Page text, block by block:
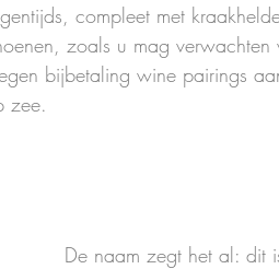
compleet met
zoals u mag verwachten
bijbetaling wine pairings
zee.
De naam zegt het al: dit